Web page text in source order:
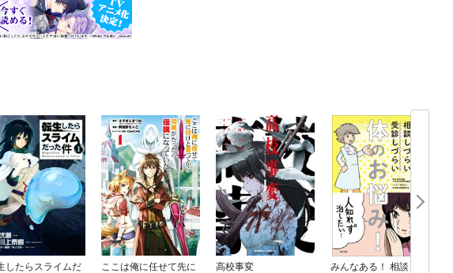
したらスライムだ
ここは俺に任せて先に
高校事変
みんなある！ 相談しづ